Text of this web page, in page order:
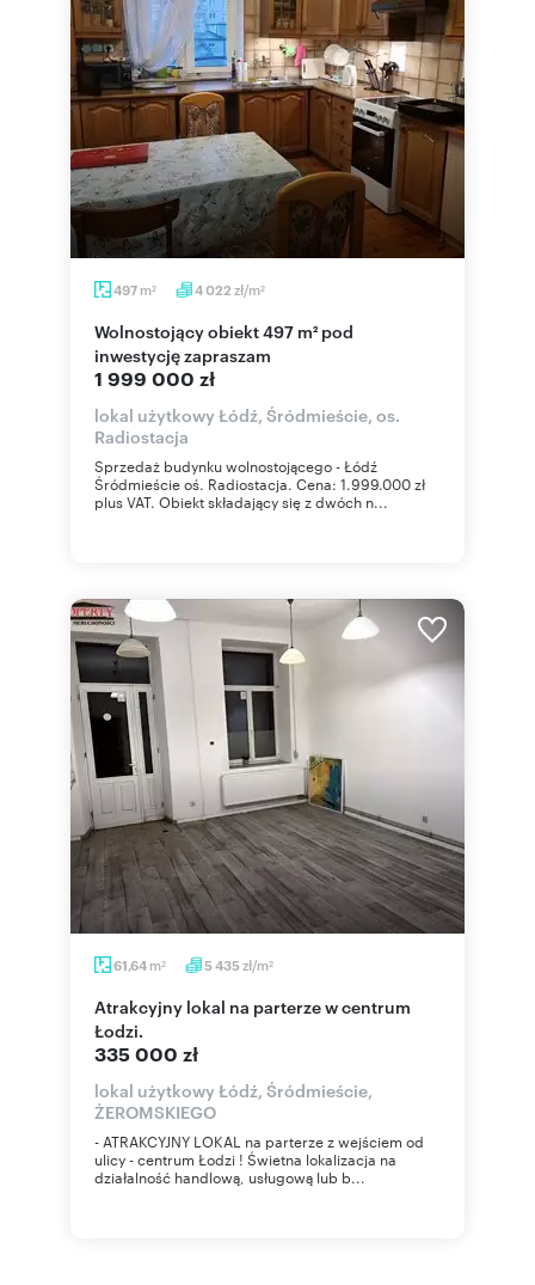
497 m2 4 022 zł/m2
Wolnostojący obiekt 497 m² pod
inwestycję zapraszam
1 999 000 zł
lokal użytkowy Łódź, Śródmieście, os.
Radiostacja
Sprzedaż budynku wolnostojącego - Łódź
Śródmieście oś. Radiostacja. Cena: 1.999.000 zł
plus VAT. Obiekt składający się z dwóch n...
61,64 m2 5 435 zł/m2
Atrakcyjny lokal na parterze w centrum
Łodzi.
335 000 zł
lokal użytkowy Łódź, Śródmieście,
ŻEROMSKIEGO
- ATRAKCYJNY LOKAL na parterze z wejściem od
ulicy - centrum Łodzi ! Świetna lokalizacja na
działalność handlową, usługową lub b...